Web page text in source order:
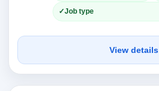
Job type
View details